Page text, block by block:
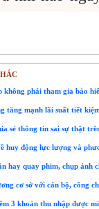
không phải tham gia bảo
tăng mạnh lãi suất tiết
sẻ thông tin sai sự thật
huy động lực lượng và
hay quay phim, chụp ảnh
cơ sở với cán bộ, công
3 khoản thu nhập được